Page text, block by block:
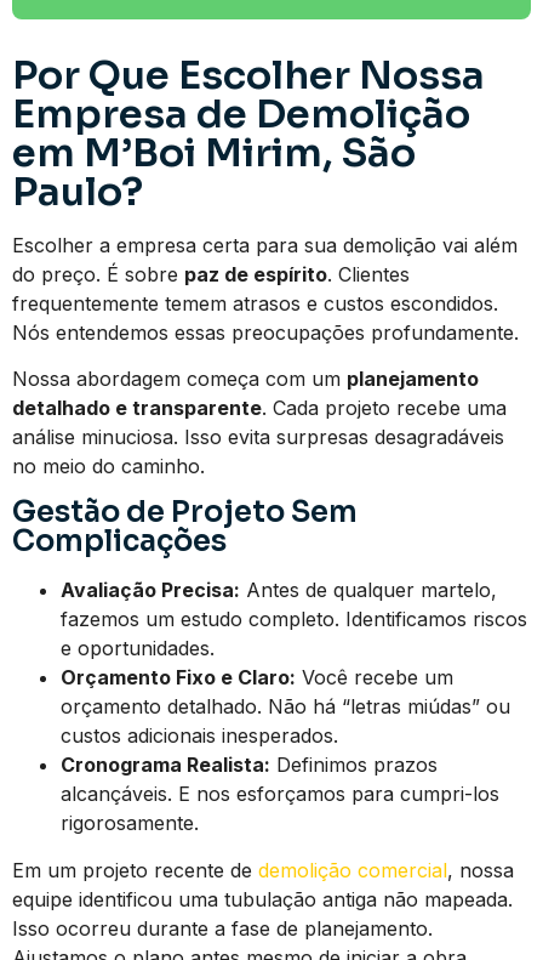
Por Que Escolher Nossa
Empresa de Demolição
em M’Boi Mirim, São
Paulo?
Escolher a empresa certa para sua demolição vai além
do preço. É sobre paz de espírito. Clientes
frequentemente temem atrasos e custos escondidos.
Nós entendemos essas preocupações profundamente.
Nossa abordagem começa com um planejamento
detalhado e transparente. Cada projeto recebe uma
análise minuciosa. Isso evita surpresas desagradáveis
no meio do caminho.
Gestão de Projeto Sem
Complicações
Avaliação Precisa: Antes de qualquer martelo,
fazemos um estudo completo. Identificamos riscos
e oportunidades.
Orçamento Fixo e Claro: Você recebe um
orçamento detalhado. Não há “letras miúdas” ou
custos adicionais inesperados.
Cronograma Realista: Definimos prazos
alcançáveis. E nos esforçamos para cumpri-los
rigorosamente.
Em um projeto recente de demolição comercial, nossa
equipe identificou uma tubulação antiga não mapeada.
Isso ocorreu durante a fase de planejamento.